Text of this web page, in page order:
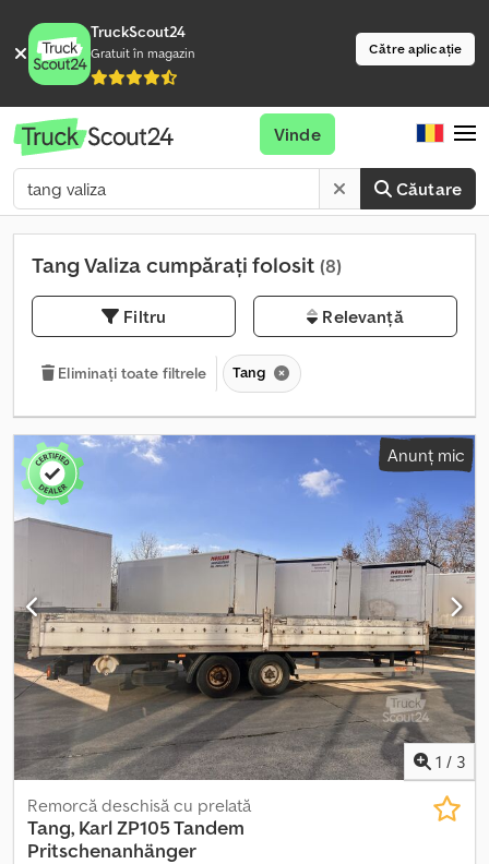
TruckScout24
Gratuit în magazin Către aplicație
Căutare
Vinde
Tang Valiza cumpărați folosit (8)
Filtru Relevanță
Eliminați toate filtrele Tang
Anunț mic
1 / 3
Remorcă deschisă cu prelată
Tang, KarlZP105 Tandem
Pritschenanhänger